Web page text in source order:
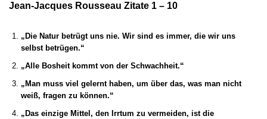
Jean-Jacques Rousseau Zitate 1 – 10
„Die Natur betrügt uns nie. Wir sind es immer, die wir uns
selbst betrügen.“
„Alle Bosheit kommt von der Schwachheit.“
„Man muss viel gelernt haben, um über das, was man nicht
weiß, fragen zu können.“
„Das einzige Mittel, den Irrtum zu vermeiden, ist die